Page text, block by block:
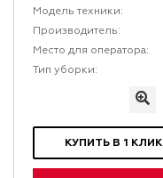
Модель техники:
Производитель:
Место для оператора:
Тип уборки:
КУПИТЬ В 1 КЛИК